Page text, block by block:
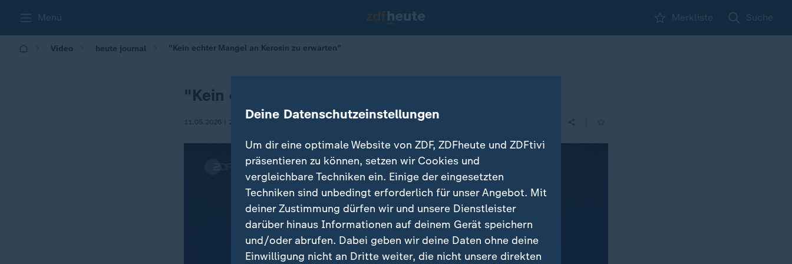
Menü Merkliste Suche
Video heute journal "Kein echter Mangel an Kerosin zu erwarten"
"Kein echter Mangel an Kerosin zu erwarten"
11.05.2026 | 21:45 Deine Datenschutzeinstellungen
Um dir eine optimale Website von ZDF, ZDFheute und ZDFtivi
präsentieren zu können, setzen wir Cookies und
vergleichbare Techniken ein. Einige der eingesetzten
Techniken sind unbedingt erforderlich für unser Angebot. Mit
deiner Zustimmung dürfen wir und unsere Dienstleister
darüber hinaus Informationen auf deinem Gerät speichern
und/oder abrufen. Dabei geben wir deine Daten ohne deine
Einwilligung nicht an Dritte weiter, die nicht unsere direkten